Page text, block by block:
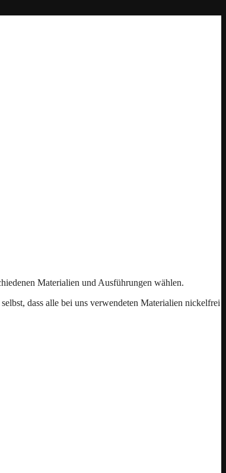
Materialien und Ausführungen wählen.
dass alle bei uns verwendeten Materialien nickelfrei